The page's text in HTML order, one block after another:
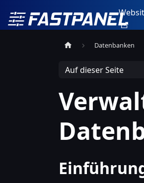
Datenbanken
Auf dieser Seite